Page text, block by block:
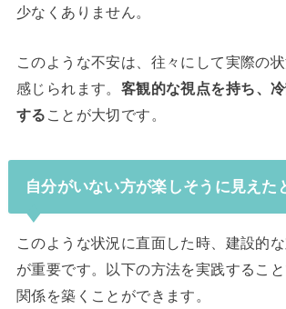
少なくありません。
このような不安は、往々にして実際の
感じられます。 客観的な視点を持ち、
する ことが大切です。
自分がいない方が楽しそうに見えた
このような状況に直面した時、建設的
が重要です。以下の方法を実践するこ
関係を築くことができます。